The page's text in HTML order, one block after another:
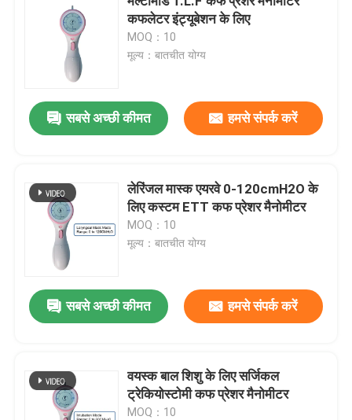
कफलेटर इंट्यूबेशन के लिए
MOQ：10
मूल्य：बातचीत योग्य
सबसे अच्छी कीमत हमसे संपर्क करें
लेरिंजल मास्क एयरवे 0-120cmH2O के
लिए कस्टम ETT कफ प्रेशर मैनोमीटर
MOQ：10
मूल्य：बातचीत योग्य
सबसे अच्छी कीमत हमसे संपर्क करें
वयस्क बाल शिशु के लिए सर्जिकल
ट्रेकियोस्टोमी कफ प्रेशर मैनोमीटर
MOQ：10